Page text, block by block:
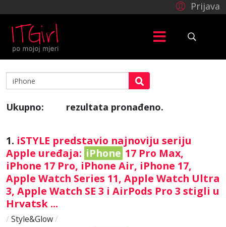
Prijava
Ukupno: rezultata pronađeno.
1. iSTYLE predstavio najnoviju seriju
Apple uređaja: iPhone 17 Pro Max,
iPhone 17 Pro, iPhone Air, iPhone 17,
Apple Watch Series 11, Apple Watch Ultra
3, Apple Watch SE 3 i AirPods Pro 3 stigli u
Hrvatsk ...
/ Style&Glow/